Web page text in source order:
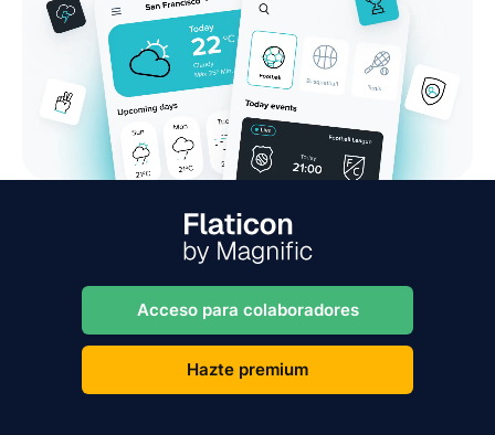
Acceso para colaboradores
Hazte premium